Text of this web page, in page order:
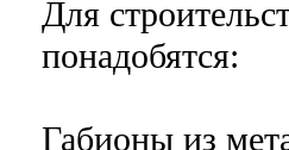
Для
понадобятся:
Габионы из